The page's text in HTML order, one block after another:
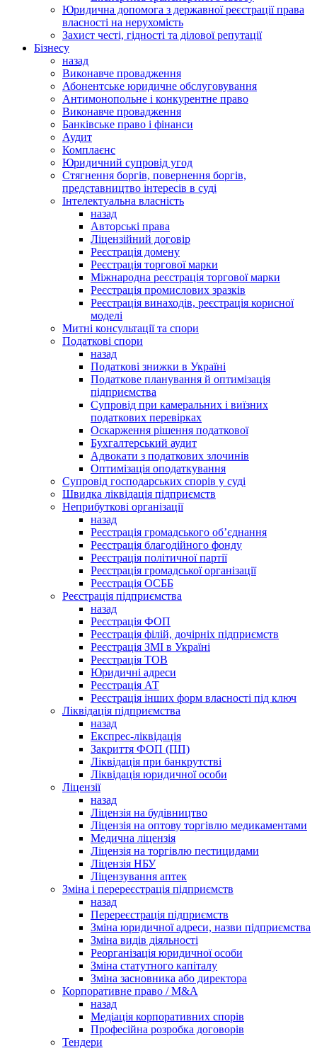
Юридична допомога з державної реєстрації права
власності на нерухомість
Захист честі, гідності та ділової репутації
Бізнесу
назад
Виконавче провадження
Абонентське юридичне обслуговування
Антимонопольне і конкурентне право
Виконавче провадження
Банківське право і фінанси
Аудит
Комплаєнс
Юридичний супровід угод
Стягнення боргів, повернення боргів,
представництво інтересів в суді
Інтелектуальна власність
назад
Авторські права
Ліцензійний договір
Реєстрація домену
Реєстрація торгової марки
Міжнародна реєстрація торгової марки
Реєстрація промислових зразків
Реєстрація винаходів, реєстрація корисної
моделі
Митні консультації та спори
Податкові спори
назад
Податкові знижки в Україні
Податкове планування й оптимізація
підприємства
Супровід при камеральних і виїзних
податкових перевірках
Оскарження рішення податкової
Бухгалтерський аудит
Адвокати з податкових злочинів
Оптимізація оподаткування
Супровід господарських спорів у суді
Швидка ліквідація підприємств
Неприбуткові організації
назад
Реєстрація громадського об’єднання
Реєстрація благодійного фонду
Реєстрація політичної партії
Реєстрація громадської організації
Реєстрація ОСББ
Реєстрація підприємства
назад
Реєстрація ФОП
Реєстрація філій, дочірніх підприємств
Реєстрація ЗМІ в Україні
Реєстрація ТОВ
Юридичні адреси
Реєстрація АТ
Реєстрація інших форм власності під ключ
Ліквідація підприємства
назад
Експрес-ліквідація
Закриття ФОП (ПП)
Ліквідація при банкрутстві
Ліквідація юридичної особи
Ліцензії
назад
Ліцензія на будівництво
Ліцензія на оптову торгівлю медикаментами
Медична ліцензія
Ліцензія на торгівлю пестицидами
Ліцензія НБУ
Ліцензування аптек
Зміна і перереєстрація підприємств
назад
Перереєстрація підприємств
Зміна юридичної адреси, назви підприємства
Зміна видів діяльності
Реорганізація юридичної особи
Зміна статутного капіталу
Зміна засновника або директора
Корпоративне право / M&A
назад
Медіація корпоративних спорів
Професійна розробка договорів
Тендери